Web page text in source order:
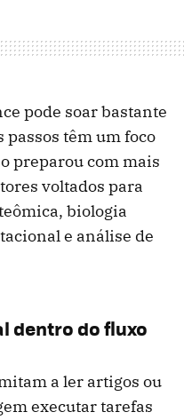
pode soar bastante
têm um foco
preparou com mais
voltados para
biologia
e análise de
dentro do fluxo
a ler artigos ou
executar tarefas